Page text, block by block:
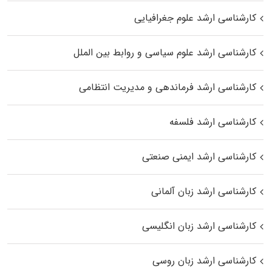
کارشناسی ارشد علوم جغرافیایی
کارشناسی ارشد علوم سیاسی و روابط بین الملل
کارشناسی ارشد فرماندهی و مدیریت انتظامی
کارشناسی ارشد فلسفه
کارشناسی ارشد ایمنی صنعتی
کارشناسی ارشد زبان آلمانی
کارشناسی ارشد زبان انگلیسی
کارشناسی ارشد زبان روسی